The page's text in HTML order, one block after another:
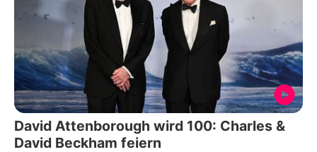
David Attenborough wird 100: Charles &
David Beckham feiern